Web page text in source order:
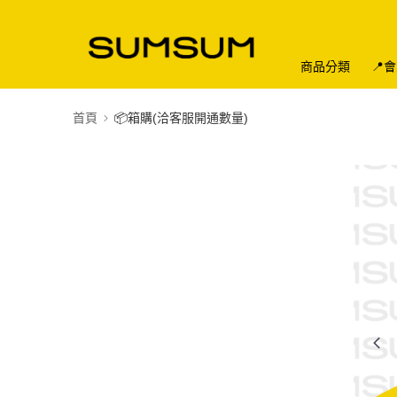
商品分類 📍
首頁 📦箱購(洽客服開通數量)